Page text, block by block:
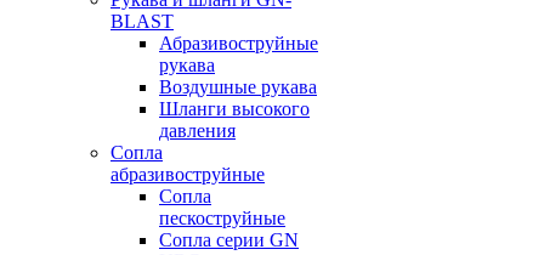
BLAST
Абразивоструйные
рукава
Воздушные рукава
Шланги высокого
давления
Сопла
абразивоструйные
Сопла
пескоструйные
Сопла серии GN